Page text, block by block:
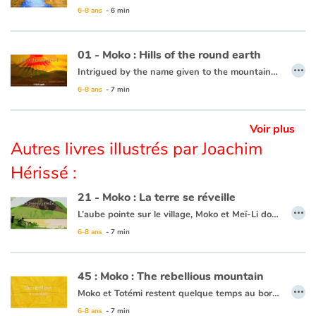
This book is available in French:03 - Moko : Le sel de la mer
6-8 ans - 6 min
01 - Moko : Hills of the round earth
Intrigued by the name given to the mountains in the horizon, “the Hills of the round Earth”, Moko ventures off to see if the Earth is, in fact, round. An old wise man tells him that yes, if he were to walk in a straight line he could very well go all the way around the earth and come back to his starting point. Moko does as he is told and travels all the way around the Earth and returns back to his village, but since he didn’t have the feeling that he was walking around a sphere, he continues thinking that the Earth is flat.
This book is available in French:01 - Moko : Les monts de la terre ronde
6-8 ans - 7 min
…
Voir plus
Autres livres illustrés par Joachim
Hérissé :
21 - Moko : La terre se réveille
L’aube pointe sur le village, Moko et Meï-Li dorment profondément. Tout d’un coup, un bruit les réveille. Ils décident d’aller voir ce qui se passe et se cachent derrière un rocher. Ils rencontrent un pêcheur qui n’est nullement inquiet et embarque. Meï-Li tremble de peur, Moko lui demande donc de chanter pour que la terre arrête de trembler. Elle chante et peu de temps après le calme revient. Moko et Meï-Li retournent donc au village, persuadés que la terre dort tellement que quelquefois elle se réveille pour entendre chanter ceux qui marchent sur son dos.
Ce livre est disponible en anglais :21 - Moko : The earth wakes up
6-8 ans - 7 min
…
45 : Moko : The rebellious mountain
Moko et Totémi restent quelque temps au bord de ce lac. Un matin, un immense bruit agite le village. C’est alors qu’une coulée de boue géante descend du flanc de la montagne et menace d’engloutir le village. Moko s’avance vers la coulée de boue en implorant la montagne d’épargner le village. Il se souvient de Meï-Li qui savait parler à la montagne. Il sort de sa poche la pierre précieuse qu’elle lui avait offerte et s’apprête à l’offrir comme avait fait Meï-Li au bord du volcan. Mais Totémi l’en empêche et lui offre le collier qu’elle a au cou. La montagne épargne le village et la boue se déverse dans le lac. Moko promet d’offrir un jour à Totémi ce qu’il aura de plus cher...
6-8 ans - 7 min
…